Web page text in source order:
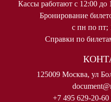
Кассы работают с 12:00 до
Бронирование
с пн по пт;
Справки по
125009 Москва, ул
+7 495 629-20-